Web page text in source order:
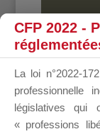
CFP 2022 -
La loi n°2022-
professionnelle
législatives qui
« professions